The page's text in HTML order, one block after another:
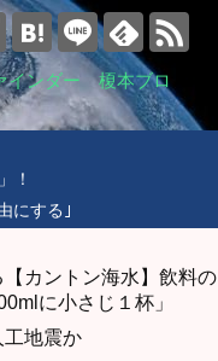
インダー 榎本ブロ
！
にする｣
【カントン海水】飲料の
に小さじ１杯」
工地震か